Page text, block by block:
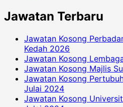
Jawatan Terbaru
Jawatan Kosong
Kedah 2026
Jawatan Kosong
Jawatan Kosong Majlis
Jawatan Kosong
Julai 2024
Jawatan Kosong